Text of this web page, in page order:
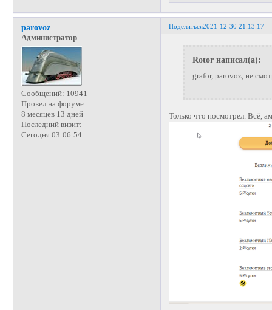
Поделиться2021-12-30 21:13:17
parovoz
Администратор
Сообщений: 10941
Провел на форуме:
8 месяцев 13 дней
Последний визит:
Сегодня 03:06:54
Rotor написал(а):
grafor, parovoz, не
Только что посмотрел. Всё,